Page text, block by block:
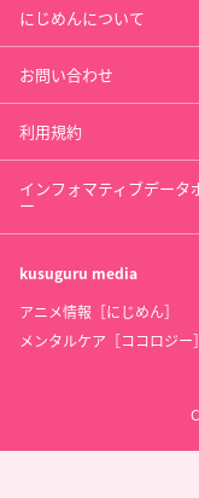
にじめんについて
お問い合わせ
利用規約
インフォマティブデータ
ー
kusuguru media
アニメ情報［にじめん］
メンタルケア［ココロジー］